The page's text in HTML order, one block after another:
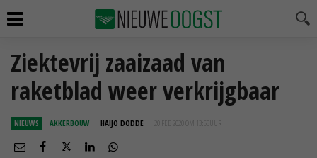
Ziektevrij zaaizaad van
raketblad weer verkrijgbaar
NIEUWS AKKERBOUW HAIJO DODDE 20 FEB 2020 OM 13:55